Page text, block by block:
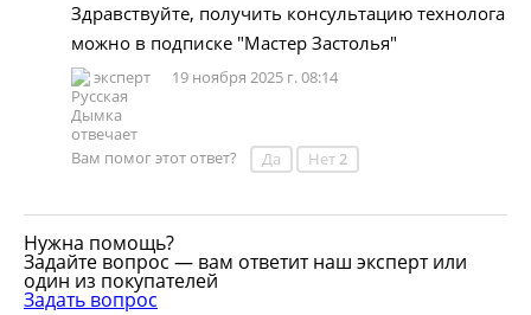
Здравствуйте, получить консультацию технолога
можно в подписке "Мастер Застолья"
эксперт 19 ноября 2025 г. 08:14
Вам помог этот ответ? Да Нет2
Нужна помощь?
Задайте вопрос — вам ответит наш эксперт или
один из покупателей
Задать вопрос